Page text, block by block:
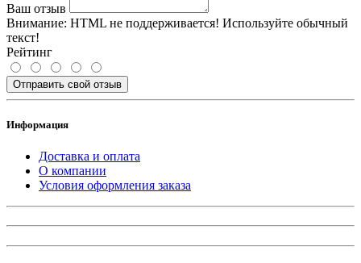
Ваш отзыв
Внимание: HTML не поддерживается! Используйте обычный
текст!
Рейтинг
Отправить свой отзыв
Информация
Доставка и оплата
О компании
Условия оформления заказа